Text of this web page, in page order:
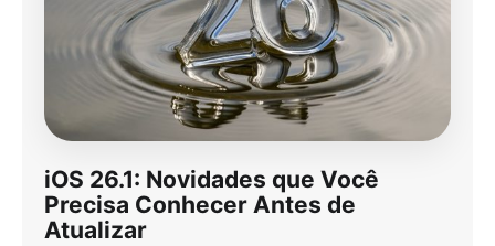
iOS 26.1: Novidades que Você
Precisa Conhecer Antes de
Atualizar